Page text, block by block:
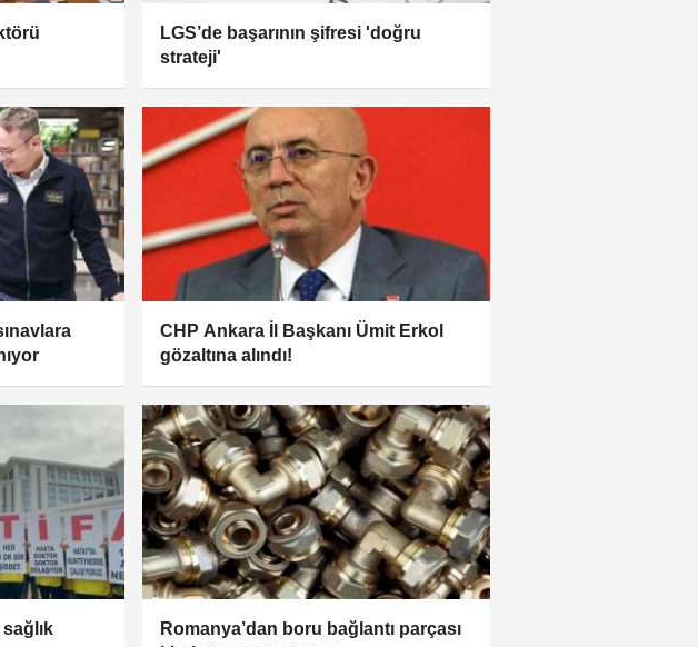
LGS’de başarının şifresi 'doğru
strateji'
CHP Ankara İl Başkanı Ümit Erkol
gözaltına alındı!
Romanya’dan boru bağlantı parçası